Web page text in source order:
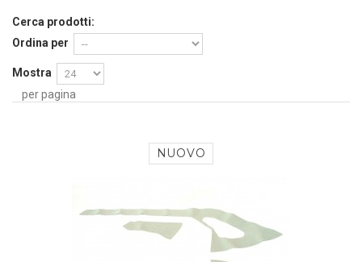
Cerca prodotti:
Ordina per
Mostra
per pagina
NUOVO